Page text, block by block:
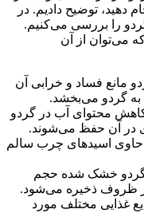
دهید، توضیح دادیم. در
را بررسی می‌کنیم.
می‌توان از آن
مانع فساد و خرابی آن
به گردو می‌بخشد.
محتوای آب در گردو
در آن حفظ می‌شوند.
حاوی اسیدهای چرب سالم
خشک شده حجم
ظروف ذخیره می‌شود.
غذایی مختلف مورد